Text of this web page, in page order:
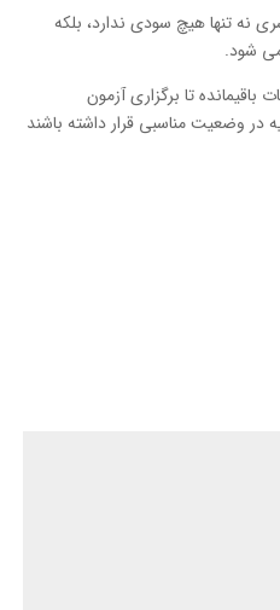
نه تنها هیچ سودی ندارد، بلکه
شود.
تا برگزاری آزمون
در وضعیت مناسبی قرار داشته باشند